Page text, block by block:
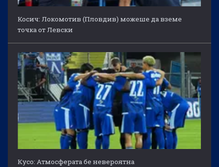
Косич: Локомотив (Пловдив) можеше да вземе
точка от Левски
Кусо: Атмосферата бе невероятна